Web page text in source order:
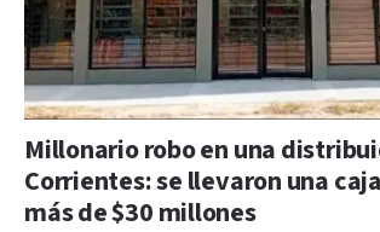
Millonario robo en una
Corrientes: se llevaron una
más de $30 millones